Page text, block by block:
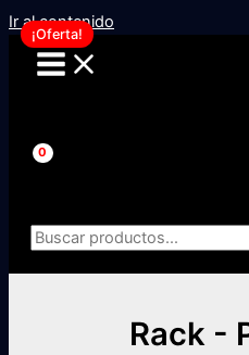
Ir al contenido
Rack -
¡Oferta!